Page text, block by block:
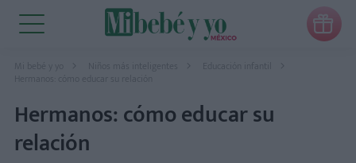

Mi bebé y yo Niños más inteligentes
Educación infantil
Hermanos: cómo educar su relación
Hermanos: cómo educar su
relación